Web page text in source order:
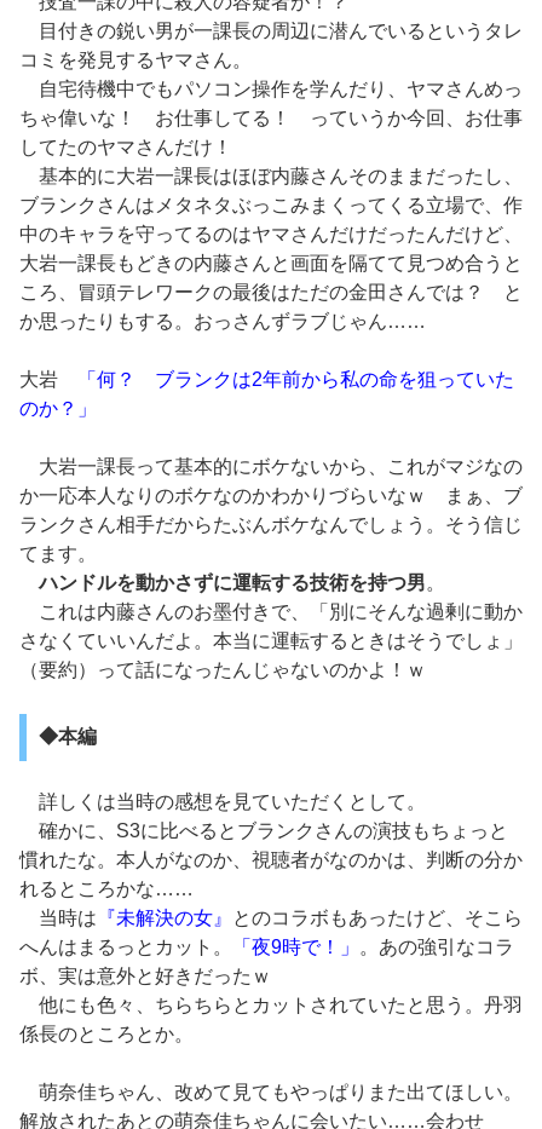
目付きの鋭い男が一課長の周辺に潜んでいるというタレ
コミを発見するヤマさん。
自宅待機中でもパソコン操作を学んだり、ヤマさんめっ
ちゃ偉いな！ お仕事してる！ っていうか今回、お仕事
してたのヤマさんだけ！
基本的に大岩一課長はほぼ内藤さんそのままだったし、
ブランクさんはメタネタぶっこみまくってくる立場で、作
中のキャラを守ってるのはヤマさんだけだったんだけど、
大岩一課長もどきの内藤さんと画面を隔てて見つめ合うと
ころ、冒頭テレワークの最後はただの金田さんでは？ と
か思ったりもする。おっさんずラブじゃん……
大岩
「何？ ブランクは2年前から私の命を狙っていた
のか？」
大岩一課長って基本的にボケないから、これがマジなの
か一応本人なりのボケなのかわかりづらいなｗ まぁ、ブ
ランクさん相手だからたぶんボケなんでしょう。そう信じ
てます。
ハンドルを動かさずに運転する技術を持つ男。
これは内藤さんのお墨付きで、「別にそんな過剰に動か
さなくていいんだよ。本当に運転するときはそうでしょ」
（要約）って話になったんじゃないのかよ！ｗ
◆本編
詳しくは当時の感想を見ていただくとして。
確かに、S3に比べるとブランクさんの演技もちょっと
慣れたな。本人がなのか、視聴者がなのかは、判断の分か
れるところかな……
当時は 『未解決の女』
とのコラボもあったけど、そこら
へんはまるっとカット。
「夜9時で！」
。あの強引なコラ
ボ、実は意外と好きだったｗ
他にも色々、ちらちらとカットされていたと思う。丹羽
係長のところとか。
萌奈佳ちゃん、改めて見てもやっぱりまた出てほしい。
解放されたあとの萌奈佳ちゃんに会いたい……会わせ